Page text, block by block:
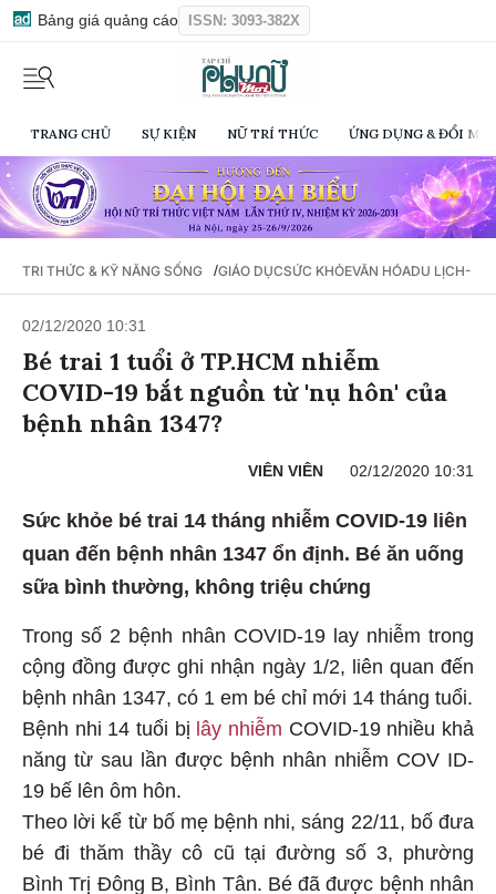
Bảng giá quảng cáo ISSN: 3093-382X
TRANG CHỦ SỰ KIỆN NỮ TRÍ THỨC ỨNG DỤNG & ĐỔI
TRI THỨC & KỸ NĂNG SỐNG /GIÁO DỤCSỨC KHỎEVĂN HÓADU LỊCH-
02/12/2020 10:31
Bé trai 1 tuổi ở TP.HCM nhiễm
COVID-19 bắt nguồn từ 'nụ hôn' của
bệnh nhân 1347?
VIÊN VIÊN 02/12/2020 10:31
Sức khỏe bé trai 14 tháng nhiễm COVID-19 liên
quan đến bệnh nhân 1347 ổn định. Bé ăn uống
sữa bình thường, không triệu chứng
Trong số 2 bệnh nhân COVID-19 lay nhiễm trong
cộng đồng được ghi nhận ngày 1/2, liên quan đến
bệnh nhân 1347, có 1 em bé chỉ mới 14 tháng tuổi.
Bệnh nhi 14 tuổi bị lây nhiễm COVID-19 nhiều khả
năng từ sau lần được bệnh nhân nhiễm COV ID-
19 bế lên ôm hôn.
Theo lời kể từ bố mẹ bệnh nhi, sáng 22/11, bố đưa
bé đi thăm thầy cô cũ tại đường số 3, phường
Bình Trị Đông B, Bình Tân. Bé đã được bệnh nhân